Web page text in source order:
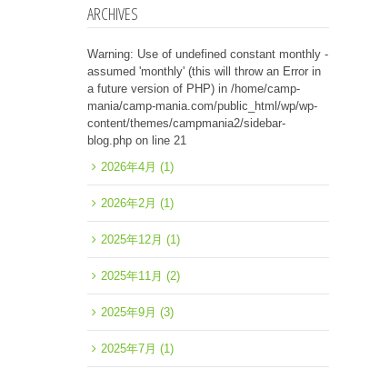
ARCHIVES
Warning: Use of undefined constant monthly -
assumed 'monthly' (this will throw an Error in
a future version of PHP) in /home/camp-
mania/camp-mania.com/public_html/wp/wp-
content/themes/campmania2/sidebar-
blog.phpon line 21
2026年4月 (1)
2026年2月 (1)
2025年12月 (1)
2025年11月 (2)
2025年9月 (3)
2025年7月 (1)